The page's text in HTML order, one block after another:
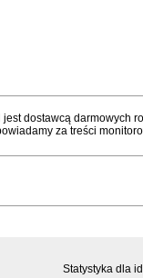
jest dostawcą darmowych
za treści
Statystyka dla